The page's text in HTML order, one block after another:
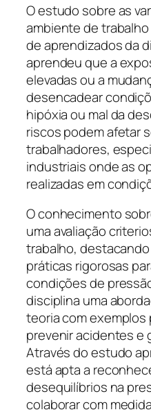
O estudo sobre as
ambiente de
de aprendizados da
aprendeu que a
elevadas ou a
desencadear
hipóxia ou mal da
riscos podem afetar
trabalhadores,
industriais onde as
realizadas em
O conhecimento
uma avaliação
trabalho,
práticas rigorosas
condições de
disciplina uma
teoria com exemplos
prevenir acidentes e
Através do estudo
está apta a
desequilíbrios na
colaborar com